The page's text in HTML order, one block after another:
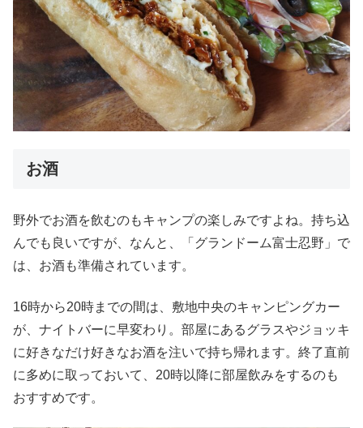
お酒
野外でお酒を飲むのもキャンプの楽しみですよね。持ち込
んでも良いですが、なんと、「グランドーム富士忍野」で
は、お酒も準備されています。
16時から20時までの間は、敷地中央のキャンピングカー
が、ナイトバーに早変わり。部屋にあるグラスやジョッキ
に好きなだけ好きなお酒を注いで持ち帰れます。終了直前
に多めに取っておいて、20時以降に部屋飲みをするのも
おすすめです。